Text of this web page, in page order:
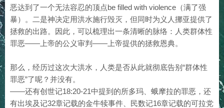
恶达到了一个无法容忍的顶点be filled with violence（满了强
暴）。二是神决定用洪水施行毁灭，但同时为义人挪亚提供了
拯救的出路。因此，可以梳理出一条清晰的脉络：人类群体性
罪恶——上帝的公义审判——上帝提供的拯救恩典。
那么，经历过这次大洪水，人类是否从此就彻底告别“群体性
罪恶”了呢？并没有。
——还有创世记18:20-21中提到的所多玛、蛾摩拉的罪恶，还
有出埃及记32章记载的金牛犊事件、民数记16章记载的可拉党